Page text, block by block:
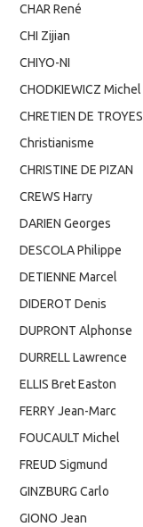
CHAR René
CHI Zijian
CHIYO-NI
CHODKIEWICZ Michel
CHRETIEN DE TROYES
Christianisme
CHRISTINE DE PIZAN
CREWS Harry
DARIEN Georges
DESCOLA Philippe
DETIENNE Marcel
DIDEROT Denis
DUPRONT Alphonse
DURRELL Lawrence
ELLIS Bret Easton
FERRY Jean-Marc
FOUCAULT Michel
FREUD Sigmund
GINZBURG Carlo
GIONO Jean